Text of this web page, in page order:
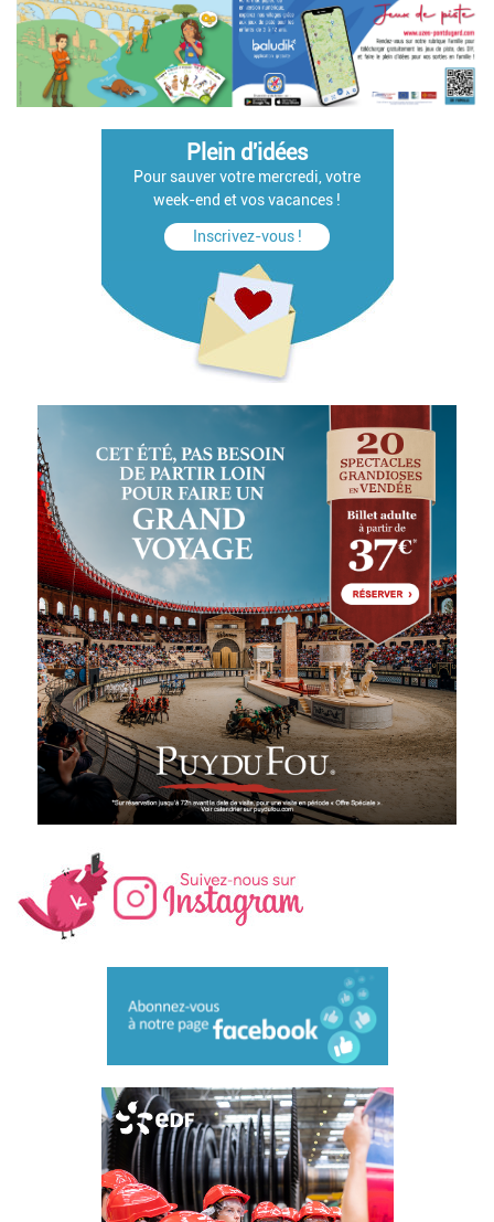
Plein d'idées
Pour sauver votre mercredi, votre
week-end et vos vacances !
Inscrivez-vous !